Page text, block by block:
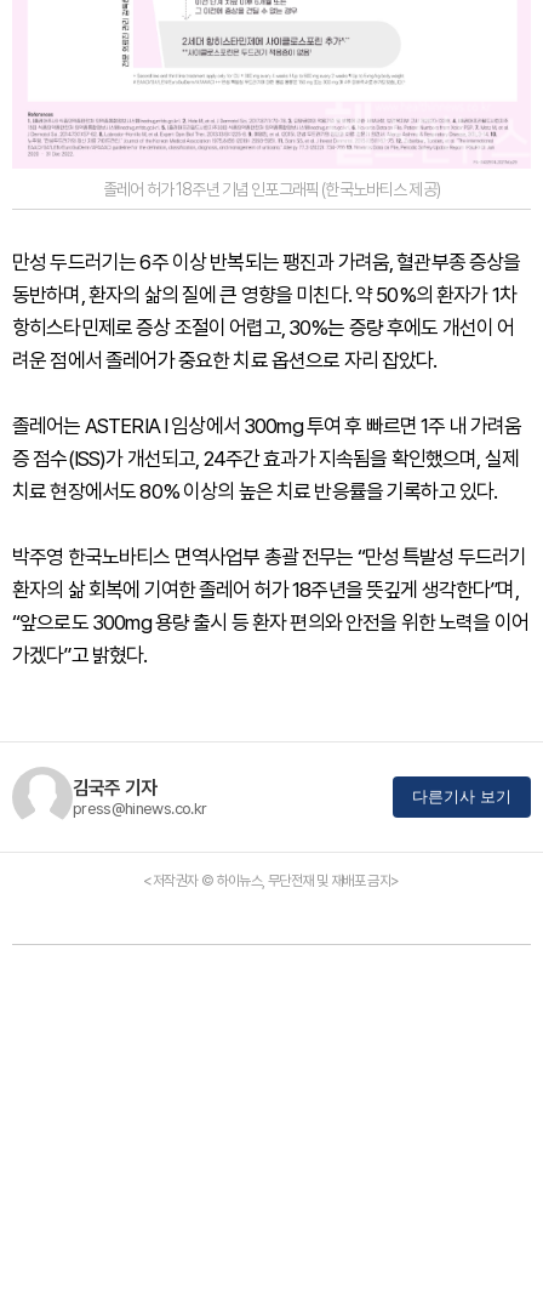
졸레어 허가 18주년 기념 인포그래픽 (한국노바티스 제공)
만성 두드러기는 6주 이상 반복되는 팽진과 가려움, 혈관부종 증상을
동반하며, 환자의 삶의 질에 큰 영향을 미친다. 약 50%의 환자가 1차
항히스타민제로 증상 조절이 어렵고, 30%는 증량 후에도 개선이 어
려운 점에서 졸레어가 중요한 치료 옵션으로 자리 잡았다.
졸레어는 ASTERIA Ⅰ 임상에서 300mg 투여 후 빠르면 1주 내 가려움
증 점수(ISS)가 개선되고, 24주간 효과가 지속됨을 확인했으며, 실제
치료 현장에서도 80% 이상의 높은 치료 반응률을 기록하고 있다.
박주영 한국노바티스 면역사업부 총괄 전무는 “만성 특발성 두드러기
환자의 삶 회복에 기여한 졸레어 허가 18주년을 뜻깊게 생각한다”며,
“앞으로도 300mg 용량 출시 등 환자 편의와 안전을 위한 노력을 이어
가겠다”고 밝혔다.
김국주 기자
press@hinews.co.kr
다른기사 보기
<저작권자 © 하이뉴스, 무단전재 및 재배포 금지>